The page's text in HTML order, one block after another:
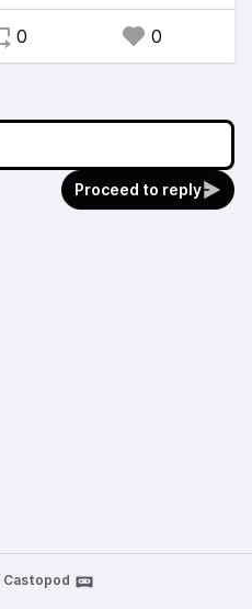
0 0
Proceed to reply
Castopod